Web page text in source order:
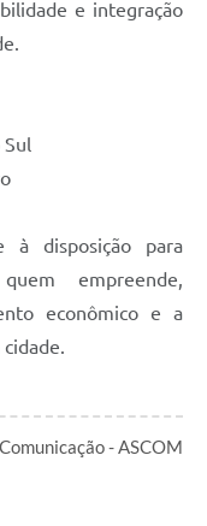
e integração
à disposição para
empreende,
econômico e a
- ASCOM